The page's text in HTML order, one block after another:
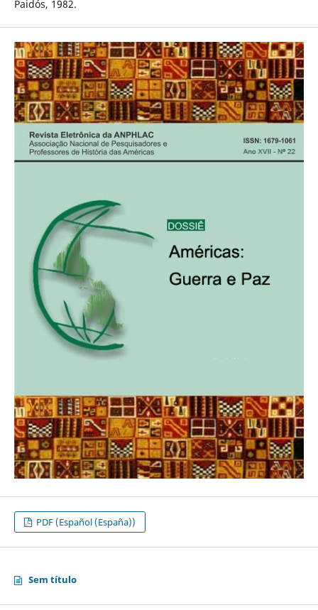
Paidós, 1982.
PDF (Español (España))
Sem título